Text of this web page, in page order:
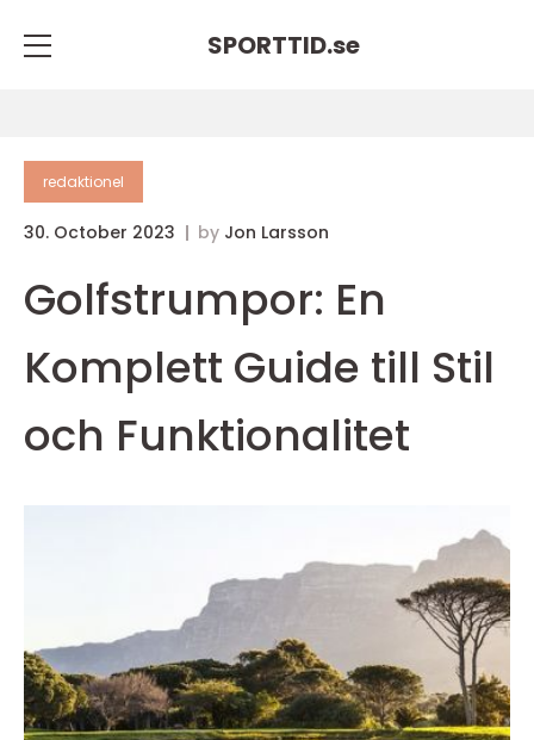
SPORTTID.se
redaktionel
30. October 2023 by Jon Larsson
Golfstrumpor: En
Komplett Guide till Stil
och Funktionalitet